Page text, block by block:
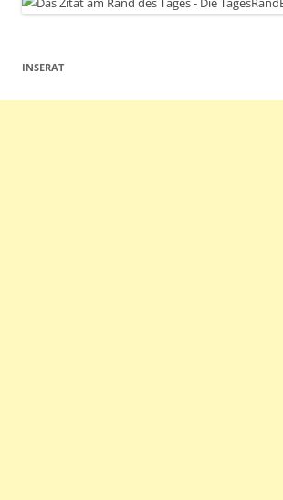
INSERAT